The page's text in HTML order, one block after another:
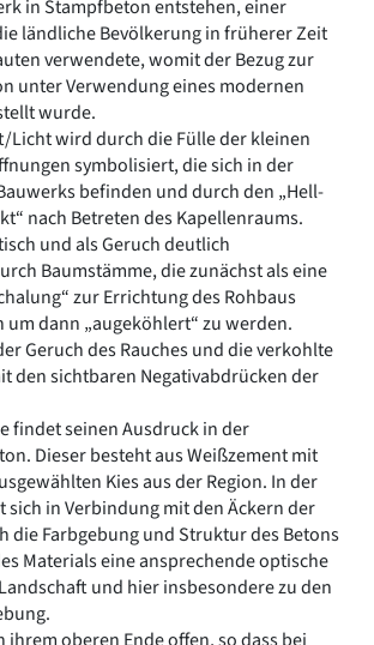
in Stampfbeton entstehen, einer
ländliche Bevölkerung in früherer Zeit
verwendete, womit der Bezug zur
unter Verwendung eines modernen
wurde.
Licht wird durch die Fülle der kleinen
symbolisiert, die sich in der
befinden und durch den „Hell-
nach Betreten des Kapellenraums.
und als Geruch deutlich
Baumstämme, die zunächst als eine
zur Errichtung des Rohbaus
dann „augeköhlert“ zu werden.
Geruch des Rauches und die verkohlte
den sichtbaren Negativabdrücken der
findet seinen Ausdruck in der
Dieser besteht aus Weißzement mit
Kies aus der Region. In der
in Verbindung mit den Äckern der
die Farbgebung und Struktur des Betons
Materials eine ansprechende optische
und hier insbesondere zu den
ihrem oberen Ende offen, so dass bei